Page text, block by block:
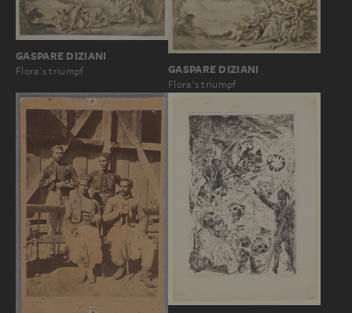
GASPARE DIZIANI
Flora's triumpf GASPARE DIZIANI
Flora's triumpf